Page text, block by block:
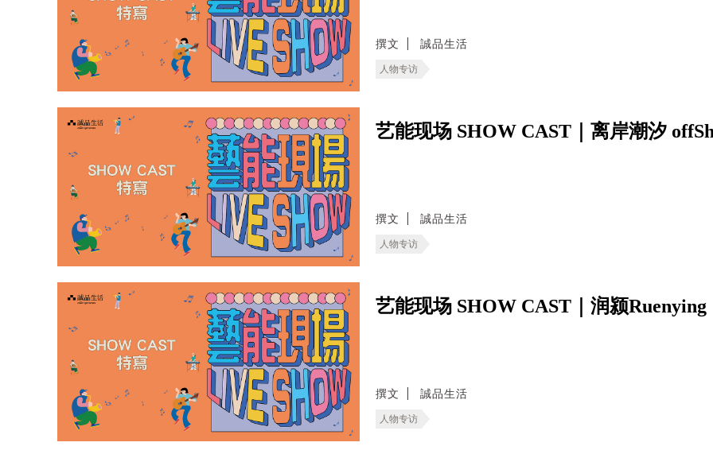
撰文 誠品生活
人物专访
艺能现场 SHOW CAST｜离岸潮汐
撰文 誠品生活
人物专访
艺能现场 SHOW CAST｜润颍Ruenying
撰文 誠品生活
人物专访